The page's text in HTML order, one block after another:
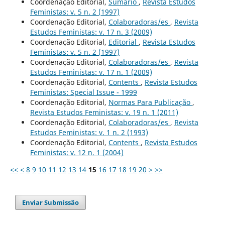
Feministas: v. 5 n. 2 (1997)
Coordenação Editorial, Colaboradoras/es , Revista
Estudos Feministas: v. 17 n. 3 (2009)
Coordenação Editorial, Editorial , Revista Estudos
Feministas: v. 5 n. 2 (1997)
Coordenação Editorial, Colaboradoras/es , Revista
Estudos Feministas: v. 17 n. 1 (2009)
Coordenação Editorial, Contents , Revista Estudos
Feministas: Special Issue - 1999
Coordenação Editorial, Normas Para Publicação ,
Revista Estudos Feministas: v. 19 n. 1 (2011)
Coordenação Editorial, Colaboradoras/es , Revista
Estudos Feministas: v. 1 n. 2 (1993)
Coordenação Editorial, Contents , Revista Estudos
Feministas: v. 12 n. 1 (2004)
<< < 8 9 10 11 12 13 14 15 16 17 18 19 20 > >>
Enviar Submissão